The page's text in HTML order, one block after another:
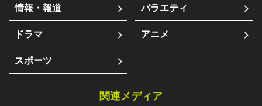
情報・報道
バラエティ
ドラマ
アニメ
スポーツ
関連メディア